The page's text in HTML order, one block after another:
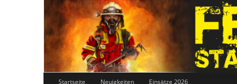
Skip
to
content
Startseite Neuigkeiten Einsätze 2026